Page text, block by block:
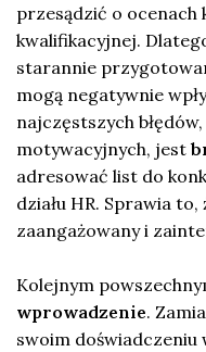
przesądzić o
kwalifikacyjnej.
starannie
mogą negatywnie
najczęstszych
motywacyjnych, jest
adresować list do
działu HR. Sprawia
zaangażowany i
Kolejnym
wprowadzenie.
swoim doświadczeniu